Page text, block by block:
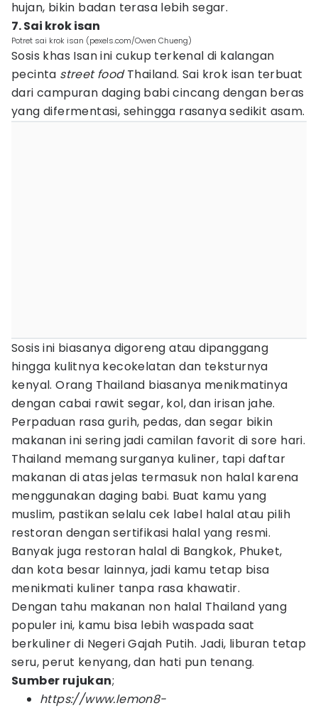
hujan, bikin badan terasa lebih segar.
7. Sai krok isan
Potret sai krok isan (pexels.com/Owen Chueng)
Sosis khas Isan ini cukup terkenal di kalangan
pecinta street foodThailand. Sai krok isan terbuat
dari campuran daging babi cincang dengan beras
yang difermentasi, sehingga rasanya sedikit asam.
Sosis ini biasanya digoreng atau dipanggang
hingga kulitnya kecokelatan dan teksturnya
kenyal. Orang Thailand biasanya menikmatinya
dengan cabai rawit segar, kol, dan irisan jahe.
Perpaduan rasa gurih, pedas, dan segar bikin
makanan ini sering jadi camilan favorit di sore hari.
Thailand memang surganya kuliner, tapi daftar
makanan di atas jelas termasuk non halal karena
menggunakan daging babi. Buat kamu yang
muslim, pastikan selalu cek label halal atau pilih
restoran dengan sertifikasi halal yang resmi.
Banyak juga restoran halal di Bangkok, Phuket,
dan kota besar lainnya, jadi kamu tetap bisa
menikmati kuliner tanpa rasa khawatir.
Dengan tahu makanan non halal Thailand yang
populer ini, kamu bisa lebih waspada saat
berkuliner di Negeri Gajah Putih. Jadi, liburan tetap
seru, perut kenyang, dan hati pun tenang.
Sumber rujukan;
https://www.lemon8-